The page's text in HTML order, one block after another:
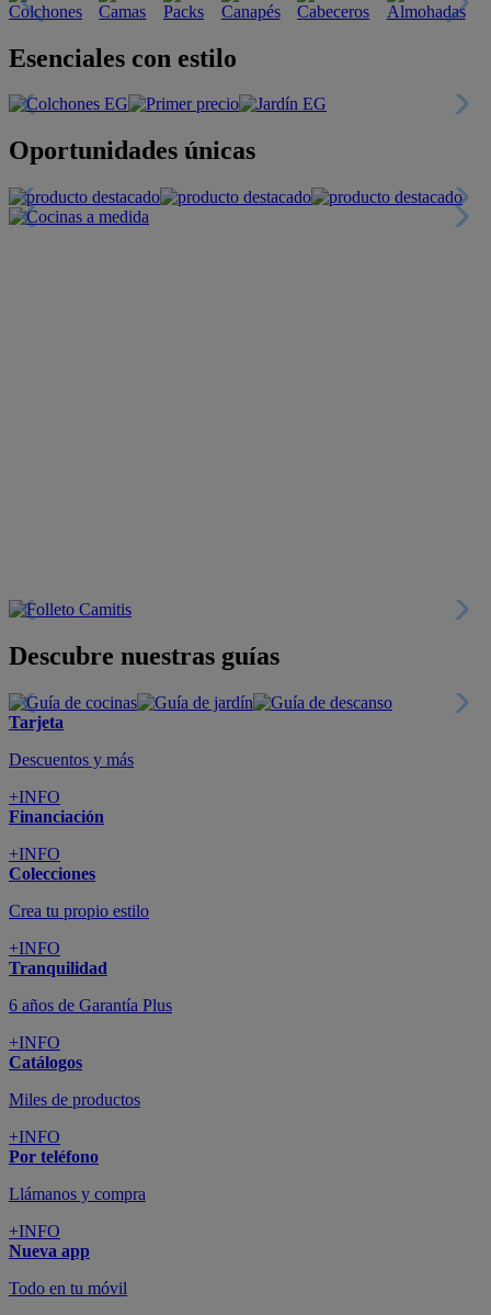
Esenciales con estilo
Oportunidades únicas
Descubre nuestras guías
Tarjeta
Descuentos y más
+INFO
Financiación
+INFO
Colecciones
Crea tu propio estilo
+INFO
Tranquilidad
6 años de Garantía Plus
+INFO
Catálogos
Miles de productos
+INFO
Por teléfono
Llámanos y compra
+INFO
Nueva app
Todo en tu móvil